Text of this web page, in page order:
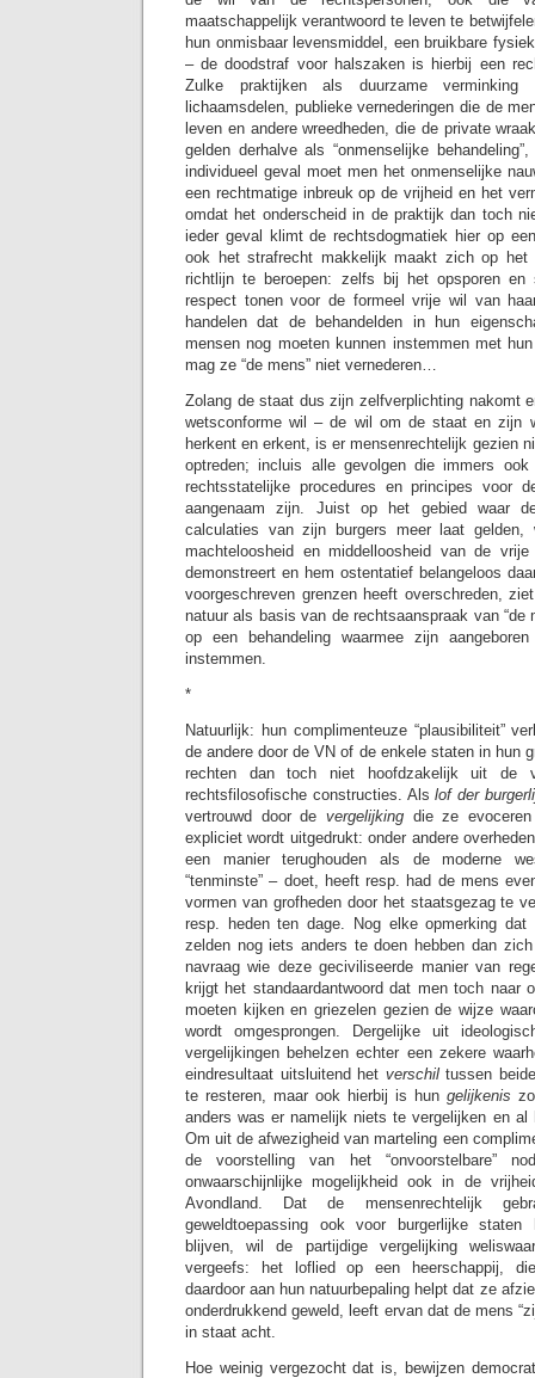
maatschappelijk verantwoord te leven te
hun onmisbaar levensmiddel, een bruikbare
– de doodstraf voor halszaken is hierbij een
Zulke praktijken als duurzame
lichaamsdelen, publieke vernederingen die de
leven en andere wreedheden, die de private
gelden derhalve als “onmenselijke
individueel geval moet men het onmenselijke
een rechtmatige inbreuk op de vrijheid en het
omdat het onderscheid in de praktijk dan toch
ieder geval klimt de rechtsdogmatiek hier op
ook het strafrecht makkelijk maakt zich op het
richtlijn te beroepen: zelfs bij het opsporen en
respect tonen voor de formeel vrije wil van
handelen dat de behandelden in hun
mensen nog moeten kunnen instemmen met
mag ze “de mens” niet vernederen…
Zolang de staat dus zijn zelfverplichting nakomt
wetsconforme wil – de wil om de staat en zijn
herkent en erkent, is er mensenrechtelijk gezien
optreden; incluis alle gevolgen die immers
rechtsstatelijke procedures en principes voor
aangenaam zijn. Juist op het gebied waar
calculaties van zijn burgers meer laat
machteloosheid en middelloosheid van de
demonstreert en hem ostentatief belangeloos
voorgeschreven grenzen heeft overschreden,
natuur als basis van de rechtsaanspraak van “de
op een behandeling waarmee zijn
instemmen.
*
Natuurlijk: hun complimenteuze “plausibiliteit”
de andere door de VN of de enkele staten in hun
rechten dan toch niet hoofdzakelijk uit de
rechtsfilosofische constructies. Alslof der
vertrouwd door de vergelijking die ze
expliciet wordt uitgedrukt: onder andere
een manier terughouden als de moderne
“tenminste” – doet, heeft resp. had de mens
vormen van grofheden door het staatsgezag te
resp. heden ten dage. Nog elke opmerking
zelden nog iets anders te doen hebben dan
navraag wie deze geciviliseerde manier van
krijgt het standaardantwoord dat men toch naar
moeten kijken en griezelen gezien de wijze
wordt omgesprongen. Dergelijke uit
vergelijkingen behelzen echter een zekere
eindresultaat uitsluitend het verschiltussen
te resteren, maar ook hierbij is hun gelijkenis
anders was er namelijk niets te vergelijken en al
Om uit de afwezigheid van marteling een
de voorstelling van het “onvoorstelbare”
onwaarschijnlijke mogelijkheid ook in de
Avondland. Dat de mensenrechtelijk
geweldtoepassing ook voor burgerlijke staten
blijven, wil de partijdige vergelijking
vergeefs: het loflied op een heerschappij,
daardoor aan hun natuurbepaling helpt dat ze
onderdrukkend geweld, leeft ervan dat de mens
in staat acht.
Hoe weinig vergezocht dat is, bewijzen